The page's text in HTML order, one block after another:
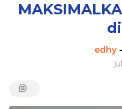
edhy-